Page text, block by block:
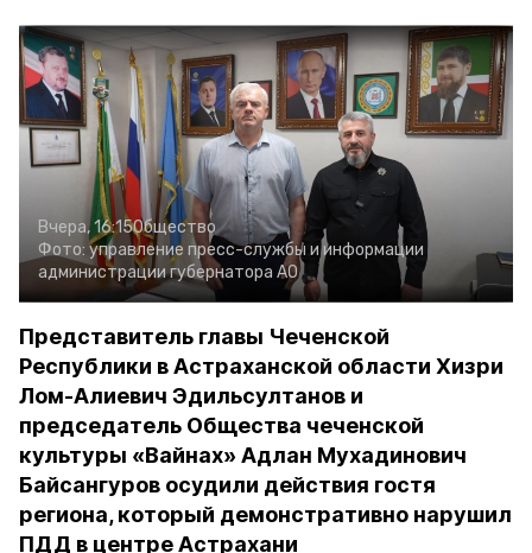
Вчера, 16:15Общество
Фото: управление пресс-службы и информации
администрации губернатора АО
Представитель главы Чеченской
Республики в Астраханской области Хизри
Лом-Алиевич Эдильсултанов и
председатель Общества чеченской
культуры «Вайнах» Адлан Мухадинович
Байсангуров осудили действия гостя
региона, который демонстративно нарушил
ПДД в центре Астрахани